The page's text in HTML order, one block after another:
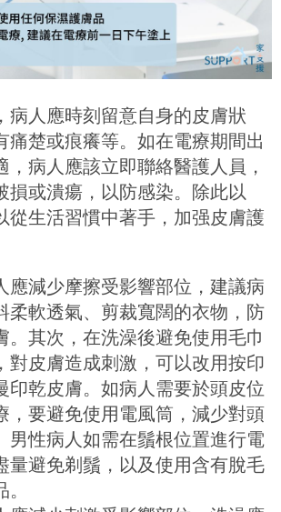
病人應時刻留意自身的皮膚狀
痛楚或痕癢等。如在電療期間出
，病人應該立即聯絡醫護人員，
損或潰瘍，以防感染。除此以
從生活習慣中著手，加强皮膚護
應減少摩擦受影響部位，建議病
柔軟透氣、剪裁寬闊的衣物，防
。其次，在洗澡後避免使用毛巾
對皮膚造成刺激，可以改用按印
印乾皮膚。如病人需要於頭皮位
，要避免使用電風筒，減少對頭
男性病人如需在鬚根位置進行電
量避免剃鬚，以及使用含有脫毛